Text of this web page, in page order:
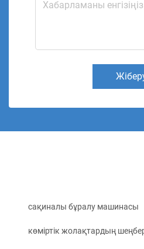
сақиналы бұралу машинасы
көміртік жолақтардың